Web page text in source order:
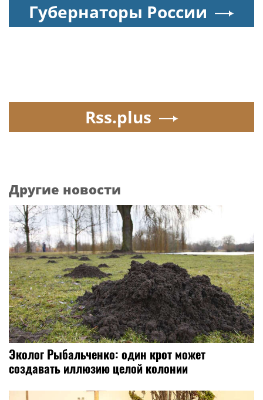
Губернаторы России
Rss.plus
Другие новости
Эколог Рыбальченко: один крот может
создавать иллюзию целой колонии